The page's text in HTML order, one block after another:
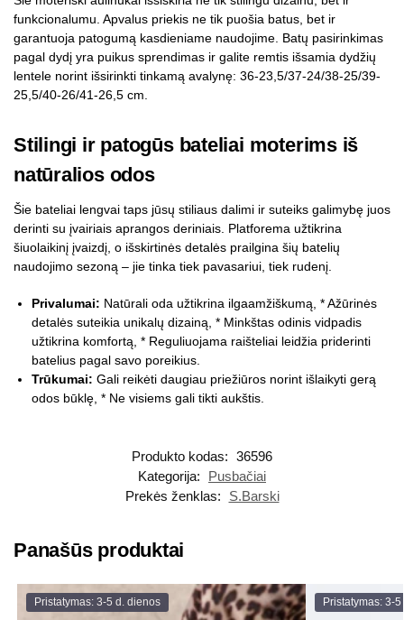
funkcionalumu. Apvalus priekis ne tik puošia batus, bet ir
garantuoja patogumą kasdieniame naudojime. Batų pasirinkimas
pagal dydį yra puikus sprendimas ir galite remtis išsamia dydžių
lentele norint išsirinkti tinkamą avalynę: 36-23,5/37-24/38-25/39-
25,5/40-26/41-26,5 cm.
Stilingi ir patogūs bateliai moterims iš
natūralios odos
Šie bateliai lengvai taps jūsų stiliaus dalimi ir suteiks galimybę juos
derinti su įvairiais aprangos deriniais. Platforema užtikrina
šiuolaikinį įvaizdį, o išskirtinės detalės prailgina šių batelių
naudojimo sezoną – jie tinka tiek pavasariui, tiek rudenį.
Privalumai: Natūrali oda užtikrina ilgaamžiškumą, * Ažūrinės
detalės suteikia unikalų dizainą, * Minkštas odinis vidpadis
užtikrina komfortą, * Reguliuojama raišteliai leidžia priderinti
batelius pagal savo poreikius.
Trūkumai: Gali reikėti daugiau priežiūros norint išlaikyti gerą
odos būklę, * Ne visiems gali tikti aukštis.
Produkto kodas: 36596
Kategorija:
Pusbačiai
Prekės ženklas:
S.Barski
Panašūs produktai
Pristatymas: 3-5 d. dienos Pristatymas: 3-